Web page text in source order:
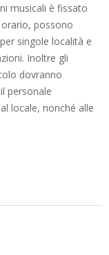
musicali è fissato
possono
singole località e
Inoltre gli
dovranno
personale
locale, nonché alle